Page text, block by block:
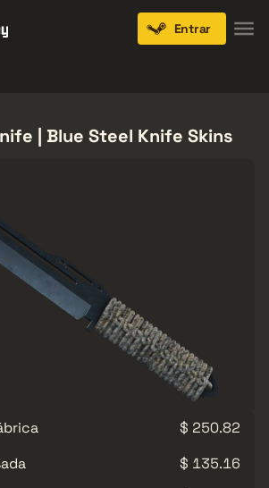
Entrar
| Blue Steel Knife Skins
$ 250.82
$ 135.16